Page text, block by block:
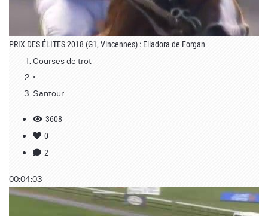
PRIX DES ÉLITES 2018 (G1, Vincennes) : Elladora de Forgan
Courses de trot
•
Santour
3608
0
2
00:04:03